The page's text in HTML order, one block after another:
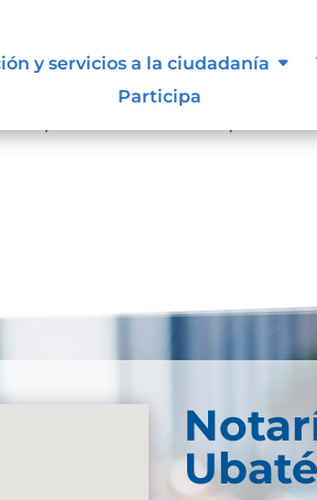
y servicios a la ciudadanía
Participa
de perfeccionar su búsqueda o
Ubaté